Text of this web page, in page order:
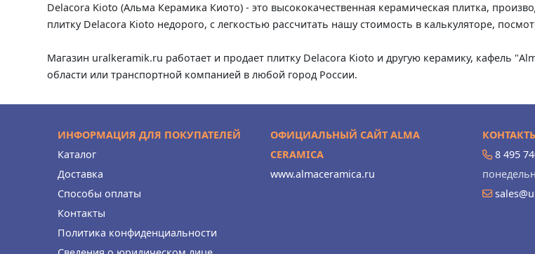
Delacora Kioto (Альма Керамика Киото) - это высококачественная керамическая плитка,
плитку Delacora Kioto недорого, с легкостью рассчитать нашу стоимость в калькуляторе,
Магазин uralkeramik.ru работает и продает плитку Delacora Kioto и другую керамику, кафель
области или транспортной компанией в любой город России.
ИНФОРМАЦИЯ ДЛЯ ПОКУПАТЕЛЕЙ
Каталог
Доставка
Способы оплаты
Контакты
Политика конфиденциальности
ОФИЦИАЛЬНЫЙ САЙТ ALMA
CERAMICA
www.almaceramica.ru
8 495